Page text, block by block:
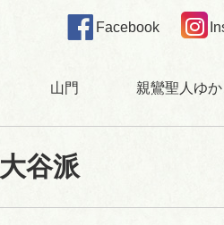
Facebook
山門 親鸞聖人ゆ
谷派